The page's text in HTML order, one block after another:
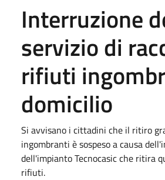
Interruzione
servizio di
rifiuti
domicilio
Si avvisano i cittadini che il ritiro
ingombranti è sospeso a causa
dell'impianto Tecnocasic che ritira
rifiuti.